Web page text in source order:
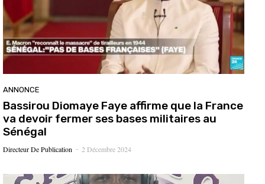
ANNONCE
Bassirou Diomaye Faye affirme que la France
va devoir fermer ses bases militaires au
Sénégal
Directeur De Publication - 2 Décembre 2024